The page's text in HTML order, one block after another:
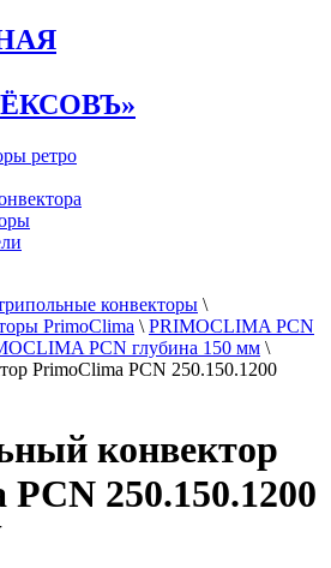
ретро
конвекторы \
PrimoClima \ PRIMOCLIMA PCN
PCN глубина 150 мм \
PrimoClima PCN 250.150.1200
конвектор
250.150.1200